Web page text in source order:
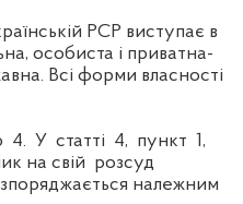
РСР виступає в
особиста і приватна-
Всі форми власності
У статті 4, пункт 1,
на свій розсуд
належним